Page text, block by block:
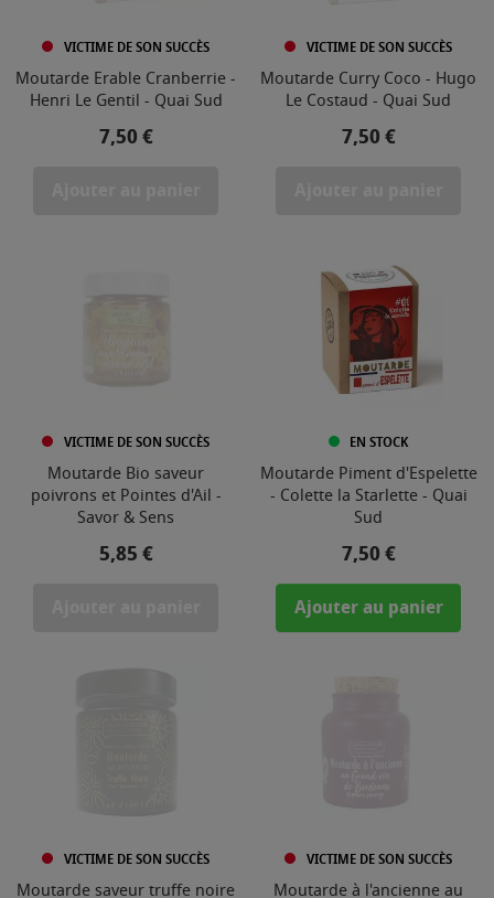
VICTIME DE SON SUCCÈS
Moutarde Erable Cranberrie -
Henri Le Gentil - Quai Sud
Prix
7,50 €
VICTIME DE SON SUCCÈS
Moutarde Curry Coco - Hugo
Le Costaud - Quai Sud
Prix
7,50 €
VICTIME DE SON SUCCÈS
Moutarde Bio saveur
poivrons et Pointes d'Ail -
Savor & Sens
Prix
5,85 €
EN STOCK
Moutarde Piment d'Espelette
- Colette la Starlette - Quai
Sud
Prix
7,50 €
Ajouter au panier
VICTIME DE SON SUCCÈS
Moutarde saveur truffe noire
VICTIME DE SON SUCCÈS
Moutarde à l'ancienne au